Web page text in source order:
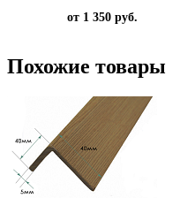
от 1 350 руб.
Похожие товары